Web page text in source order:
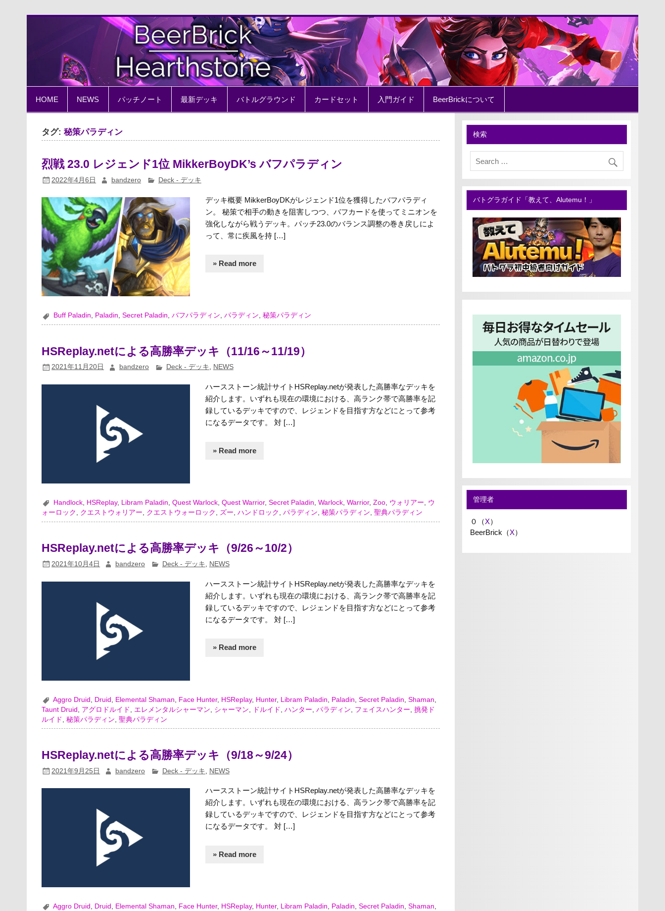
BeerBrick Hearthstone
ハースストーン情報サイト
HOME NEWS パッチノート 最新デッキ バトルグラウンド カードセット 入門ガイド BeerBrickについて
タグ:秘策パラディン
烈戦 23.0 レジェンド1位 MikkerBoyDK’s バフパラディン
2022年4月6日 bandzero Deck - デッキ
デッキ概要 MikkerBoyDKがレジェンド1位を獲得したバフパラディ
ン。 秘策で相手の動きを阻害しつつ、バフカードを使ってミニオンを
強化しながら戦うデッキ。パッチ23.0のバランス調整の巻き戻しによ
って、常に疾風を持 […]
» Read more
Buff Paladin, Paladin,Secret Paladin,バフパラディン,パラディン,秘策パラディン
HSReplay.netによる高勝率デッキ（11/16～11/19）
2021年11月20日 bandzero Deck - デッキ , NEWS
ハースストーン統計サイトHSReplay.netが発表した高勝率なデッキを
紹介します。いずれも現在の環境における、高ランク帯で高勝率を記
録しているデッキですので、レジェンドを目指す方などにとって参考
になるデータです。 対 […]
» Read more
Handlock HSReplay, Libram Paladin ,Quest Warlock ,Quest Warrior,Secret Paladin ,Warlock ,Warrior,Zoo ウォリアー
ウ
ォーロック , クエストウォリアー, クエストウォーロック , ズー,ハンドロック ,パラディン,秘策パラディン,聖典パラディン
HSReplay.netによる高勝率デッキ（9/26～10/2）
2021年10月4日 bandzero Deck - デッキ NEWS
ハースストーン統計サイトHSReplay.netが発表した高勝率なデッキを
紹介します。いずれも現在の環境における、高ランク帯で高勝率を記
録しているデッキですので、レジェンドを目指す方などにとって参考
になるデータです。 対 […]
» Read more
Aggro Druid Druid Elemental Shaman Face Hunter, HSReplay, Hunter, Libram Paladin Paladin ,Secret Paladin ,Shaman
Taunt Druid
アグロドルイド エレメンタルシャーマン シャーマン ドルイド ,ハンター ,パラディン フェイスハンター ,挑発ド
ルイド
,秘策パラディン ,聖典パラディン
HSReplay.netによる高勝率デッキ（9/18～9/24）
2021年9月25日 bandzero Deck - デッキ NEWS
ハースストーン統計サイトHSReplay.netが発表した高勝率なデッキを
紹介します。いずれも現在の環境における、高ランク帯で高勝率を記
録しているデッキですので、レジェンドを目指す方などにとって参考
になるデータです。 対 […]
» Read more
Aggro Druid , Druid , Elemental Shaman, Face Hunter, HSReplay, Hunter, Libram Paladin, Paladin,Secret Paladin,Shaman,
検索
バトグラガイド「教えて、Alutemu！」
管理者
０（X）
BeerBrick（X）